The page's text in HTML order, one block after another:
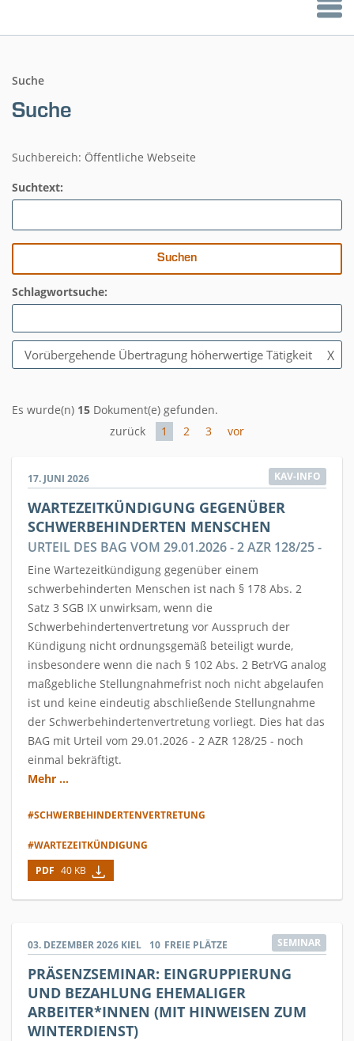
Suche
Suche
Suchbereich: Öffentliche Webseite
Suchtext:
Schlagwortsuche:
Vorübergehende Übertragung höherwertige Tätigkeit X
Es wurde(n) 15 Dokument(e) gefunden.
zurück
1 2 3 vor
17. JUNI 2026 KAV-INFO
WARTEZEITKÜNDIGUNG GEGENÜBER
SCHWERBEHINDERTEN MENSCHEN
URTEIL DES BAG VOM 29.01.2026 - 2 AZR 128/25 -
Eine Wartezeitkündigung gegenüber einem
schwerbehinderten Menschen ist nach § 178 Abs. 2
Satz 3 SGB IX unwirksam, wenn die
Schwerbehindertenvertretung vor Ausspruch der
Kündigung nicht ordnungsgemäß beteiligt wurde,
insbesondere wenn die nach § 102 Abs. 2 BetrVG analog
maßgebliche Stellungnahmefrist noch nicht abgelaufen
ist und keine eindeutig abschließende Stellungnahme
der Schwerbehindertenvertretung vorliegt. Dies hat das
BAG mit Urteil vom 29.01.2026 - 2 AZR 128/25 - noch
einmal bekräftigt.
Mehr ...
#SCHWERBEHINDERTENVERTRETUNG
#WARTEZEITKÜNDIGUNG
PDF 40 KB
03. DEZEMBER 2026 KIEL FREIE PLÄTZE
10 SEMINAR
PRÄSENZSEMINAR: EINGRUPPIERUNG
UND BEZAHLUNG EHEMALIGER
ARBEITER*INNEN (MIT HINWEISEN ZUM
WINTERDIENST)